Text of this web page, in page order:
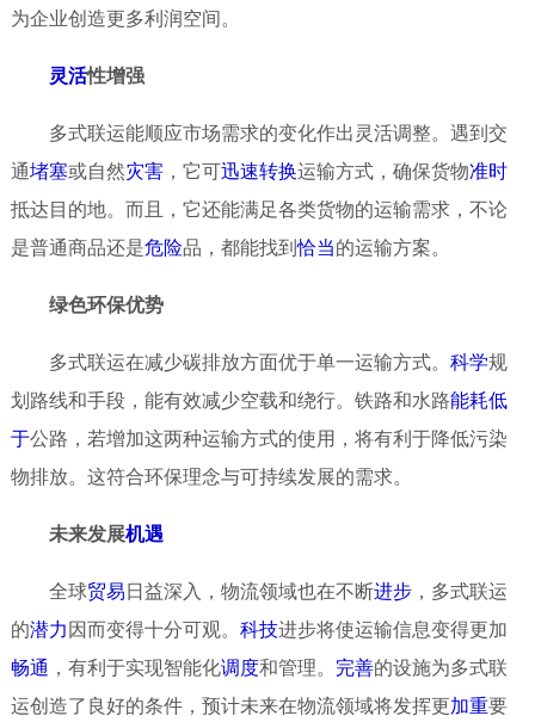
为企业创造更多利润空间。
灵活性增强
多式联运能顺应市场需求的变化作出灵活调整。遇到交
通堵塞或自然灾害，它可迅速转换运输方式，确保货物准时
抵达目的地。而且，它还能满足各类货物的运输需求，不论
是普通商品还是危险品，都能找到恰当的运输方案。
绿色环保优势
多式联运在减少碳排放方面优于单一运输方式。 科学规
划路线和手段，能有效减少空载和绕行。铁路和水路能耗低
于公路，若增加这两种运输方式的使用，将有利于降低污染
物排放。这符合环保理念与可持续发展的需求。
未来发展机遇
全球贸易 日益深入，物流领域也在不断进步，多式联运
的潜力 因而变得十分可观。 科技进步将使运输信息变得更加
畅通 ，有利于实现智能化调度和管理。 完善的设施为多式联
运创造了良好的条件，预计未来在物流领域将发挥更加重要